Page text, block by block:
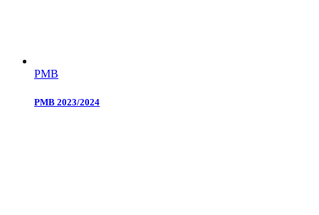
PMB
PMB 2023/2024